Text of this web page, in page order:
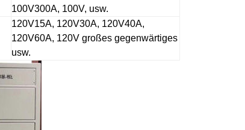
100V300A, 100V, usw.
120V15A, 120V30A, 120V40A,
120V60A, 120V großes gegenwärtiges
usw.